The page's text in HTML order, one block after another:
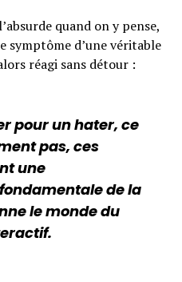
quand on y pense,
symptôme d’une véritable
réagi sans détour :
pour un hater, ce
pas, ces
une
de la
le monde du